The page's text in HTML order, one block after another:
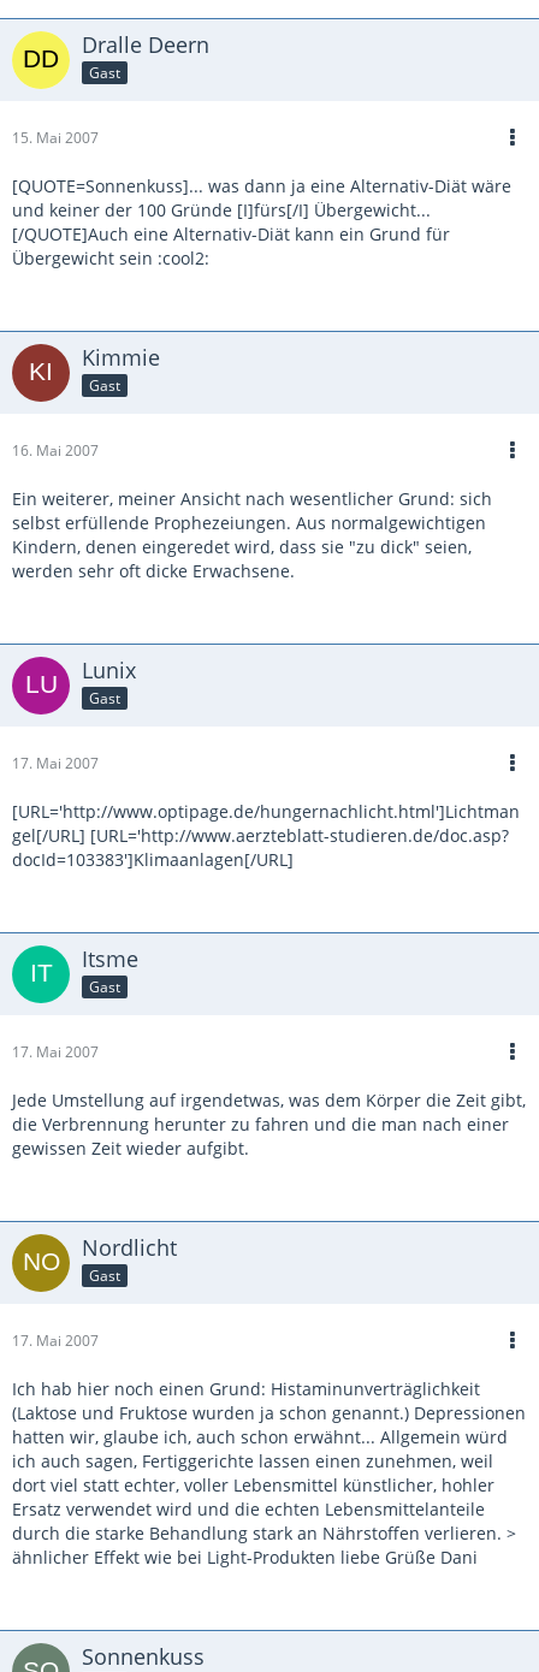
Dralle Deern
Gast
15. Mai 2007
[QUOTE=Sonnenkuss]... was dann ja eine Alternativ-Diät wäre
und keiner der 100 Gründe [I]fürs[/I] Übergewicht...
[/QUOTE]Auch eine Alternativ-Diät kann ein Grund für
Übergewicht sein :cool2:
Kimmie
Gast
16. Mai 2007
Ein weiterer, meiner Ansicht nach wesentlicher Grund: sich
selbst erfüllende Prophezeiungen. Aus normalgewichtigen
Kindern, denen eingeredet wird, dass sie "zu dick" seien,
werden sehr oft dicke Erwachsene.
Lunix
Gast
17. Mai 2007
[URL='http://www.optipage.de/hungernachlicht.html']Lichtman
gel[/URL] [URL='http://www.aerzteblatt-studieren.de/doc.asp?
docId=103383']Klimaanlagen[/URL]
Itsme
Gast
17. Mai 2007
Jede Umstellung auf irgendetwas, was dem Körper die Zeit gibt,
die Verbrennung herunter zu fahren und die man nach einer
gewissen Zeit wieder aufgibt.
Nordlicht
Gast
17. Mai 2007
Ich hab hier noch einen Grund: Histaminunverträglichkeit
(Laktose und Fruktose wurden ja schon genannt.) Depressionen
hatten wir, glaube ich, auch schon erwähnt... Allgemein würd
ich auch sagen, Fertiggerichte lassen einen zunehmen, weil
dort viel statt echter, voller Lebensmittel künstlicher, hohler
Ersatz verwendet wird und die echten Lebensmittelanteile
durch die starke Behandlung stark an Nährstoffen verlieren. >
ähnlicher Effekt wie bei Light-Produkten liebe Grüße Dani
Sonnenkuss